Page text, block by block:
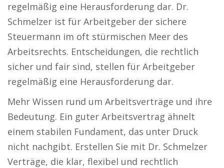
regelmäßig eine Herausforderung dar. Dr.
Schmelzer ist für Arbeitgeber der sichere
Steuermann im oft stürmischen Meer des
Arbeitsrechts. Entscheidungen, die rechtlich
sicher und fair sind, stellen für Arbeitgeber
regelmäßig eine Herausforderung dar.
Mehr Wissen rund um Arbeitsverträge und ihre
Bedeutung. Ein guter Arbeitsvertrag ähnelt
einem stabilen Fundament, das unter Druck
nicht nachgibt. Erstellen Sie mit Dr. Schmelzer
Verträge, die klar, flexibel und rechtlich